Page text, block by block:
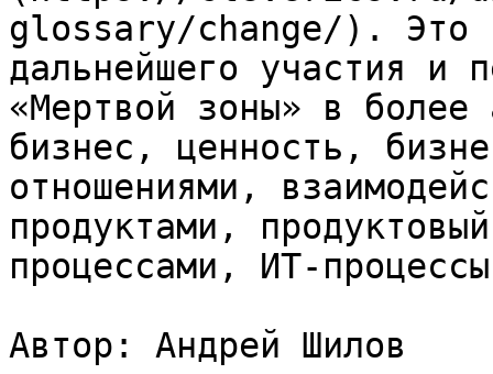
glossary/change/). Это
дальнейшего участия и
«Мертвой зоны» в более
бизнес, ценность,
отношениями,
продуктами,
процессами, ИТ-процессы
Автор: Андрей Шилов